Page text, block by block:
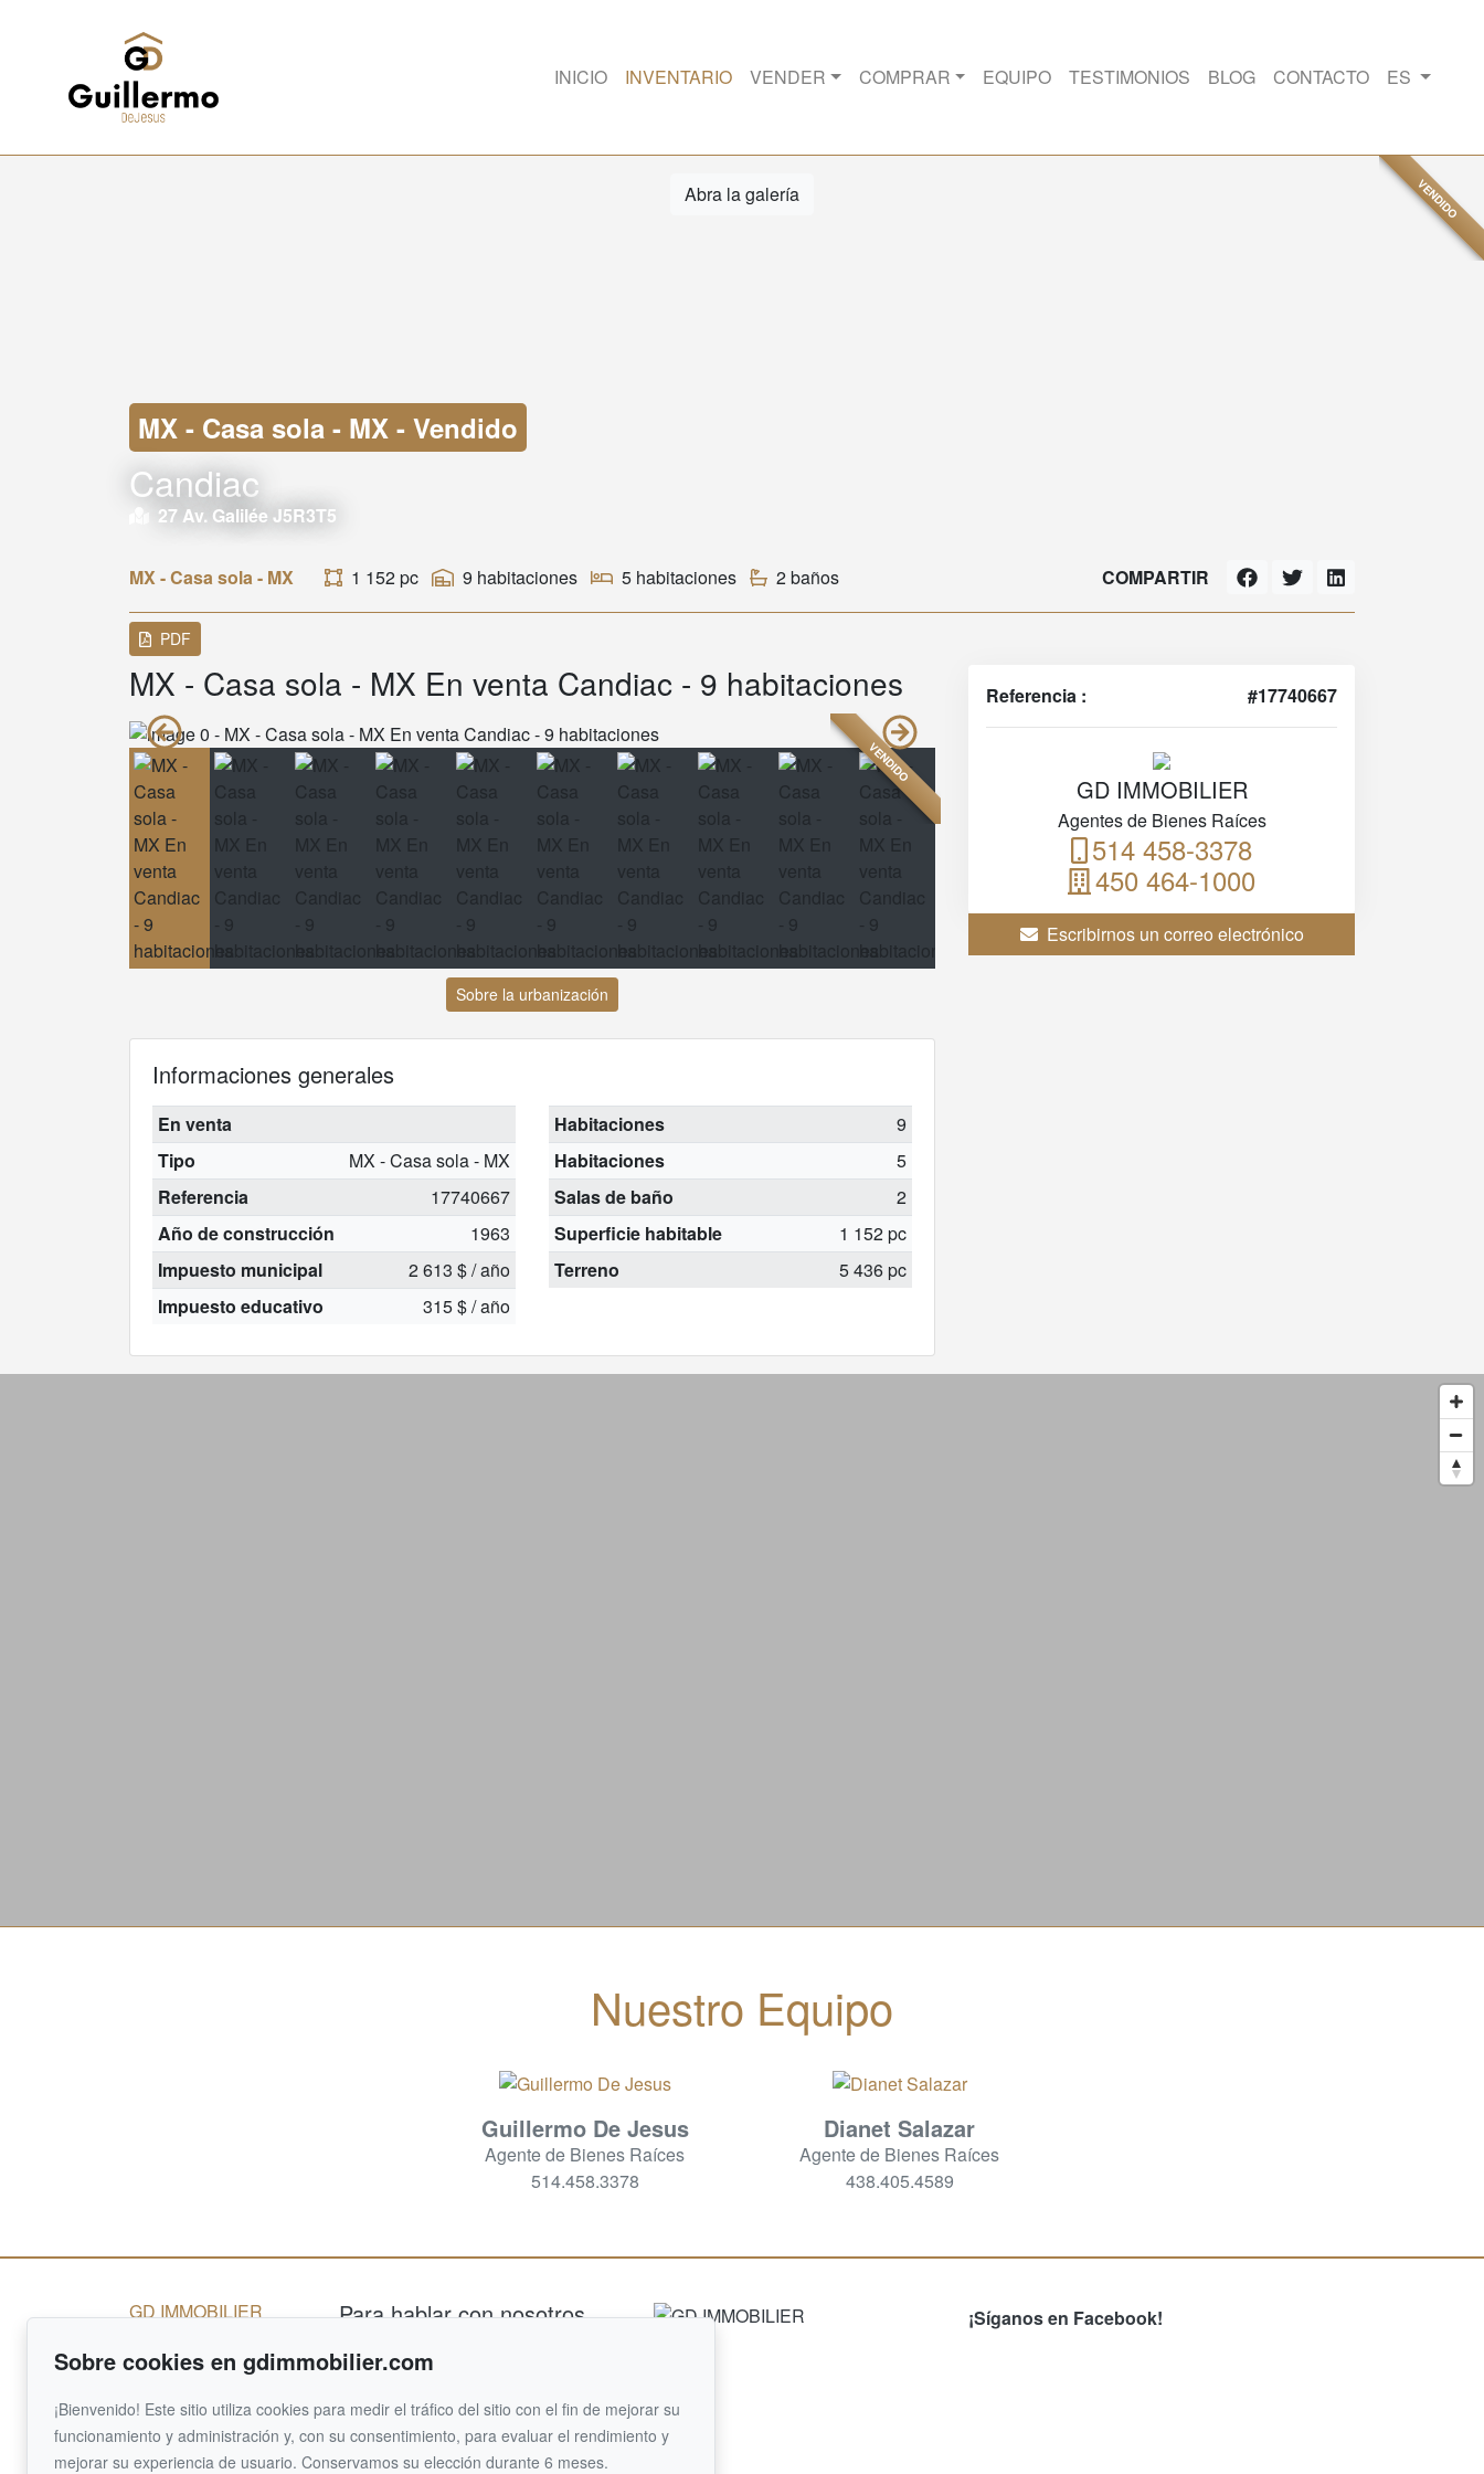
INICIO INVENTARIO VENDER COMPRAR EQUIPO TESTIMONIOS BLOG CONTACTO ES
VENDIDO
Abra la galería
MX - Casa sola - MX - Vendido
Candiac
27 Av. Galilée J5R3T5
MX - Casa sola - MX 1 152 pc 9 habitaciones 5 habitaciones 2 baños COMPARTIR
PDF
MX - Casa sola - MX En venta Candiac - 9 habitaciones
VENDIDO
Sobre la urbanización
Informaciones generales
En venta
Tipo
MX - Casa sola - MX
Referencia
17740667
Año de construcción
1963
Impuesto municipal
2 613 $ / año
Impuesto educativo
315 $ / año
Habitaciones
9
Habitaciones
5
Salas de baño
2
Superficie habitable
1 152 pc
Terreno
5 436 pc
Referencia : #17740667
GD IMMOBILIER
Agentes de Bienes Raíces
514 458-3378
450 464-1000
Escribirnos un correo electrónico
Nuestro Equipo
Guillermo De Jesus
Agente de Bienes Raíces
514.458.3378
Dianet Salazar
Agente de Bienes Raíces
438.405.4589
GD IMMOBILIER
Inventario
Vender
Comprar
Equipo
Para hablar con nosotros
514 458-3378
Escribirnos un correo
¡Síganos en Facebook!
Sobre cookies en gdimmobilier.com
¡Bienvenido! Este sitio utiliza cookies para medir el tráfico del sitio con el fin de mejorar su
funcionamiento y administración y, con su consentimiento, para evaluar el rendimiento y
mejorar su experiencia de usuario. Conservamos su elección durante 6 meses.